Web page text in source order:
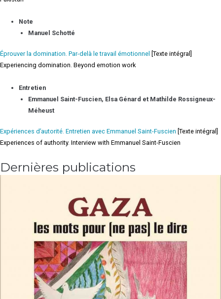
Note
Manuel Schotté
Éprouver la domination. Par-delà le travail émotionnel [Texte intégral]
Experiencing domination. Beyond emotion work
Entretien
Emmanuel Saint-Fuscien, Elsa Génard et Mathilde Rossigneux-
Méheust
Expériences d’autorité. Entretien avec Emmanuel Saint-Fuscien [Texte intégral]
Experiences of authority. Interview with Emmanuel Saint-Fuscien
Dernières publications